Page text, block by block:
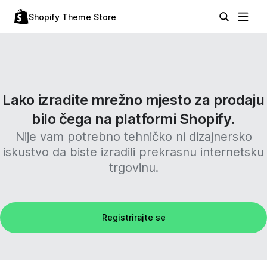
Shopify Theme Store
Lako izradite mrežno mjesto za prodaju
bilo čega na platformi Shopify.
Nije vam potrebno tehničko ni dizajnersko
iskustvo da biste izradili prekrasnu internetsku
trgovinu.
Registrirajte se